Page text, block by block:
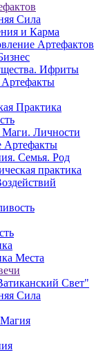
Сила
и Карма
Артефактов
Ифриты
Практика
Маги. Личности
Семья. Род
практика
Места
Свет"
Сила